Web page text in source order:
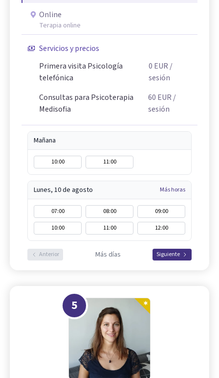
Online
Terapia online
Servicios y precios
Primera visita Psicología
telefónica
0 EUR /
sesión
Consultas para Psicoterapia
Medisofia
60 EUR /
sesión
Mañana
10:00 11:00
Lunes, 10 de agosto Más horas
07:00 08:00
09:00
10:00
11:00 12:00
Anterior Más días Siguiente
5